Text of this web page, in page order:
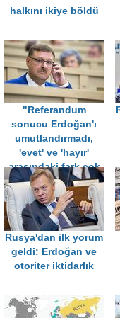
halkını ikiye böldü
"Referandum
sonucu Erdoğan'ı
umutlandırmadı,
'evet' ve 'hayır'
arasındaki fark çok
az"
Rusya'dan ilk yorum
geldi: Erdoğan ve
otoriter iktidarlık